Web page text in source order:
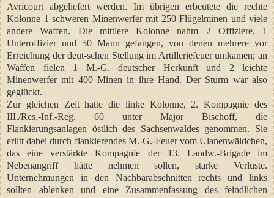
Avricourt abgeliefert werden. Im übrigen erbeutete die rechte
Kolonne 1 schweren Minenwerfer mit 250 Flügelminen und viele
andere Waffen. Die mittlere Kolonne nahm 2 Offiziere, 1
Unteroffizier und 50 Mann gefangen, von denen mehrere vor
Erreichung der deut-schen Stellung im Artilleriefeuer umkamen; an
Waffen fielen 1 M.-G. deutscher Herkunft und 2 leichte
Minenwerfer mit 400 Minen in ihre Hand. Der Sturm war also
geglückt.
Zur gleichen Zeit hatte die linke Kolonne, 2. Kompagnie des
III./Res.-Inf.-Reg. 60 unter Major Bischoff, die
Flankierungsanlagen östlich des Sachsenwaldes genommen. Sie
erlitt dabei durch flankierendes M.-G.-Feuer vom Ulanenwäldchen,
das eine verstärkte Kompagnie der 13. Landw.-Brigade im
Nebenangriff hätte nehmen sollen, starke Verluste.
Unternehmungen in den Nachbarabschnitten rechts und links
sollten ablenken und eine Zusammenfassung des feindlichen